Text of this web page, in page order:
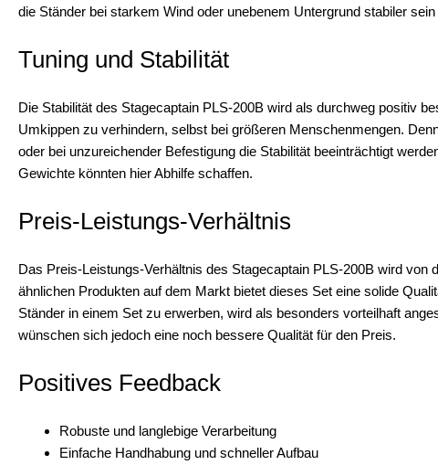
die Ständer bei starkem Wind oder unebenem Untergrund stabiler sein
Tuning und Stabilität
Die Stabilität des Stagecaptain PLS-200B wird als durchweg positiv
Umkippen zu verhindern, selbst bei größeren Menschenmengen.
oder bei unzureichender Befestigung die Stabilität beeinträchtigt
Gewichte könnten hier Abhilfe schaffen.
Preis-Leistungs-Verhältnis
Das Preis-Leistungs-Verhältnis des Stagecaptain PLS-200B wird
ähnlichen Produkten auf dem Markt bietet dieses Set eine solide
Ständer in einem Set zu erwerben, wird als besonders vorteilhaft
wünschen sich jedoch eine noch bessere Qualität für den Preis.
Positives Feedback
Robuste und langlebige Verarbeitung
Einfache Handhabung und schneller Aufbau